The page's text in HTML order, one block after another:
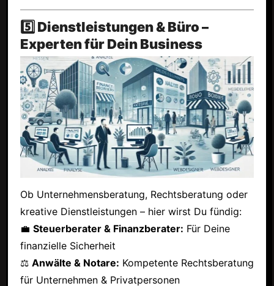
5️⃣ Dienstleistungen & Büro –
Experten für Dein Business
Ob Unternehmensberatung, Rechtsberatung oder
kreative Dienstleistungen – hier wirst Du fündig:
💼 Steuerberater & Finanzberater: Für Deine
finanzielle Sicherheit
⚖ Anwälte & Notare: Kompetente Rechtsberatung
für Unternehmen & Privatpersonen